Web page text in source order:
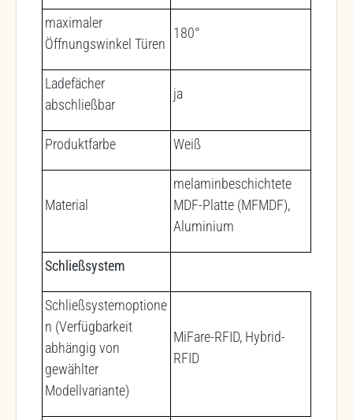
maximaler
Öffnungswinkel Türen
180°
Ladefächer
abschließbar
ja
Produktfarbe Weiß
Material
melaminbeschichtete
MDF-Platte (MFMDF),
Aluminium
Schließsystem
Schließsystemoptione
n (Verfügbarkeit
abhängig von
gewählter
Modellvariante)
MiFare-RFID, Hybrid-
RFID